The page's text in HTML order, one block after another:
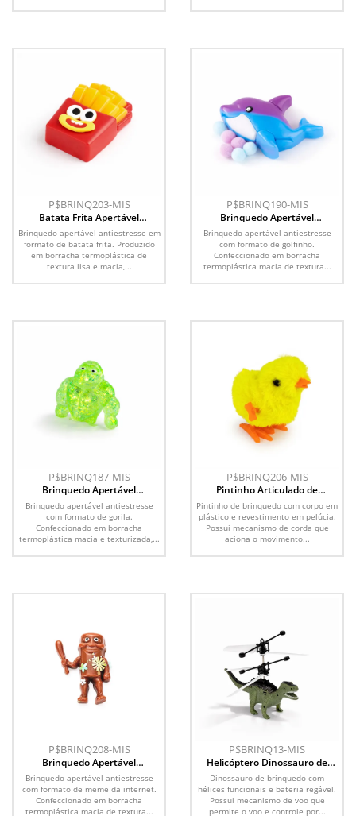
P$BRINQ203-MIS
Batata Frita Apertável
Antiestresse
Brinquedo apertável antiestresse em
formato de batata frita. Produzido
em borracha termoplástica de
textura lisa e macia,...
P$BRINQ190-MIS
Brinquedo Apertável
Antiestresse
Brinquedo apertável antiestresse
com formato de golfinho.
Confeccionado em borracha
termoplástica macia de textura...
P$BRINQ187-MIS
Brinquedo Apertável
Antiestresse
Brinquedo apertável antiestresse
com formato de gorila.
Confeccionado em borracha
termoplástica macia e texturizada,...
P$BRINQ206-MIS
Pintinho Articulado de
Brinquedo
Pintinho de brinquedo com corpo em
plástico e revestimento em pelúcia.
Possui mecanismo de corda que
aciona o movimento...
P$BRINQ208-MIS
Brinquedo Apertável
Antiestresse
Brinquedo apertável antiestresse
com formato de meme da internet.
Confeccionado em borracha
termoplástica macia de textura...
P$BRINQ13-MIS
Helicóptero Dinossauro de
Brinquedo
Dinossauro de brinquedo com
hélices funcionais e bateria regável.
Possui mecanismo de voo que
permite o voo e controle por...